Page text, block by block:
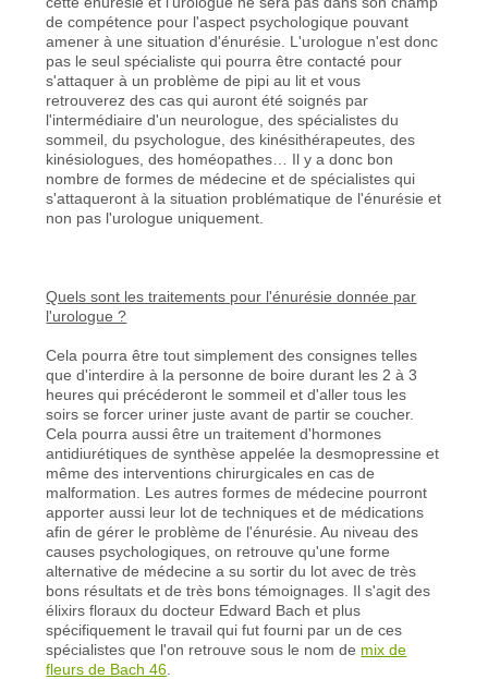
de compétence pour l'aspect psychologique pouvant
amener à une situation d'énurésie. L'urologue n'est donc
pas le seul spécialiste qui pourra être contacté pour
s'attaquer à un problème de pipi au lit et vous
retrouverez des cas qui auront été soignés par
l'intermédiaire d'un neurologue, des spécialistes du
sommeil, du psychologue, des kinésithérapeutes, des
kinésiologues, des homéopathes… Il y a donc bon
nombre de formes de médecine et de spécialistes qui
s'attaqueront à la situation problématique de l'énurésie et
non pas l'urologue uniquement.
Quels sont les traitements pour l'énurésie donnée par
l'urologue ?
Cela pourra être tout simplement des consignes telles
que d'interdire à la personne de boire durant les 2 à 3
heures qui précéderont le sommeil et d'aller tous les
soirs se forcer uriner juste avant de partir se coucher.
Cela pourra aussi être un traitement d'hormones
antidiurétiques de synthèse appelée la desmopressine et
même des interventions chirurgicales en cas de
malformation. Les autres formes de médecine pourront
apporter aussi leur lot de techniques et de médications
afin de gérer le problème de l'énurésie. Au niveau des
causes psychologiques, on retrouve qu'une forme
alternative de médecine a su sortir du lot avec de très
bons résultats et de très bons témoignages. Il s'agit des
élixirs floraux du docteur Edward Bach et plus
spécifiquement le travail qui fut fourni par un de ces
spécialistes que l'on retrouve sous le nom de mix de
fleurs de Bach 46